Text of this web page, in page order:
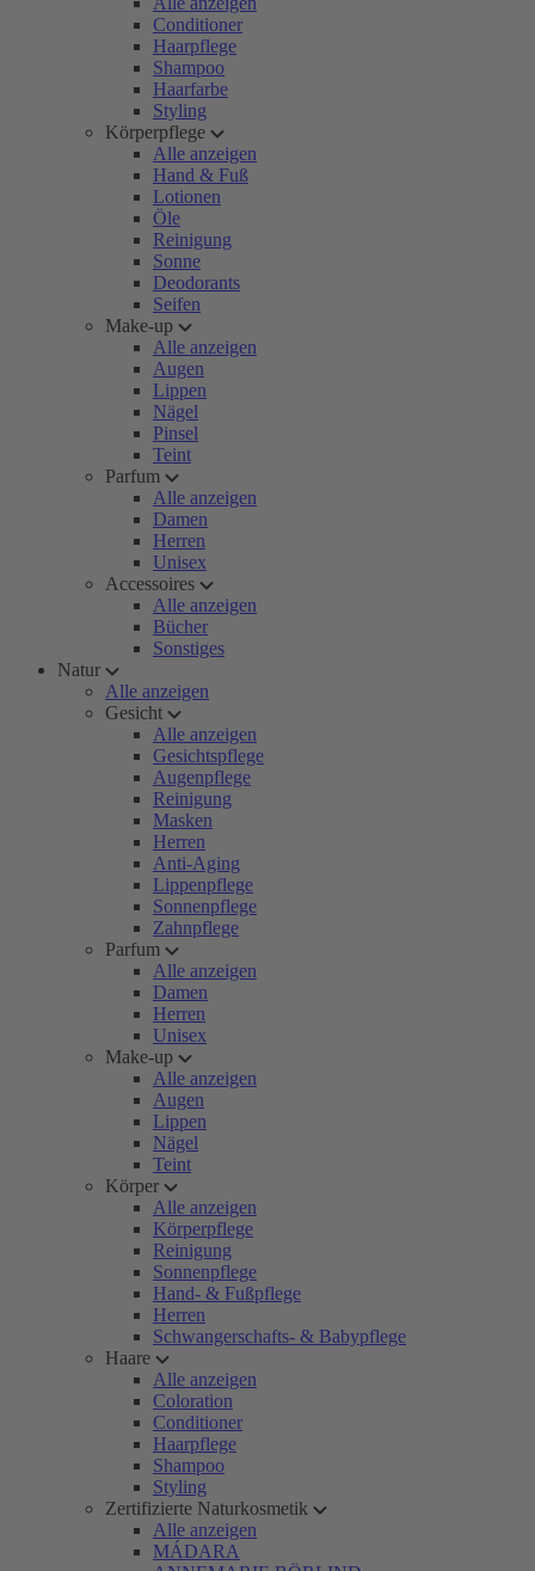
Conditioner
Haarpflege
Shampoo
Haarfarbe
Styling
Körperpflege
Alle anzeigen
Hand & Fuß
Lotionen
Öle
Reinigung
Sonne
Deodorants
Seifen
Make-up
Alle anzeigen
Augen
Lippen
Nägel
Pinsel
Teint
Parfum
Alle anzeigen
Damen
Herren
Unisex
Accessoires
Alle anzeigen
Bücher
Sonstiges
Natur
Alle anzeigen
Gesicht
Alle anzeigen
Gesichtspflege
Augenpflege
Reinigung
Masken
Herren
Anti-Aging
Lippenpflege
Sonnenpflege
Zahnpflege
Parfum
Alle anzeigen
Damen
Herren
Unisex
Make-up
Alle anzeigen
Augen
Lippen
Nägel
Teint
Körper
Alle anzeigen
Körperpflege
Reinigung
Sonnenpflege
Hand- & Fußpflege
Herren
Schwangerschafts- & Babypflege
Haare
Alle anzeigen
Coloration
Conditioner
Haarpflege
Shampoo
Styling
Zertifizierte Naturkosmetik
Alle anzeigen
MÁDARA